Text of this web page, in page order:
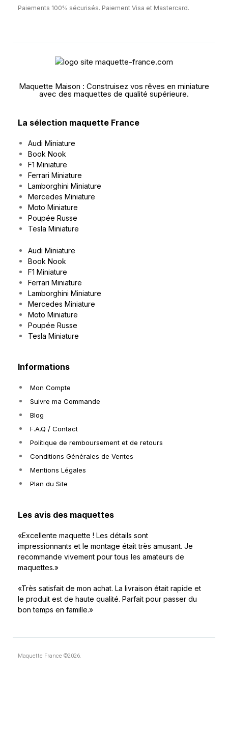
Paiements 100% sécurisés. Paiement Visa et Mastercard.
Maquette Maison : Construisez vos rêves en miniature
avec des maquettes de qualité supérieure.
La sélection maquette France
Audi Miniature
Book Nook
F1 Miniature
Ferrari Miniature
Lamborghini Miniature
Mercedes Miniature
Moto Miniature
Poupée Russe
Tesla Miniature
Audi Miniature
Book Nook
F1 Miniature
Ferrari Miniature
Lamborghini Miniature
Mercedes Miniature
Moto Miniature
Poupée Russe
Tesla Miniature
Informations
Mon Compte
Suivre ma Commande
Blog
F.A.Q / Contact
Politique de remboursement et de retours
Conditions Générales de Ventes
Mentions Légales
Plan du Site
Les avis des maquettes
«Excellente maquette ! Les détails sont
impressionnants et le montage était très amusant. Je
recommande vivement pour tous les amateurs de
maquettes.»
«Très satisfait de mon achat. La livraison était rapide et
le produit est de haute qualité. Parfait pour passer du
bon temps en famille.»
Maquette France ©2026.